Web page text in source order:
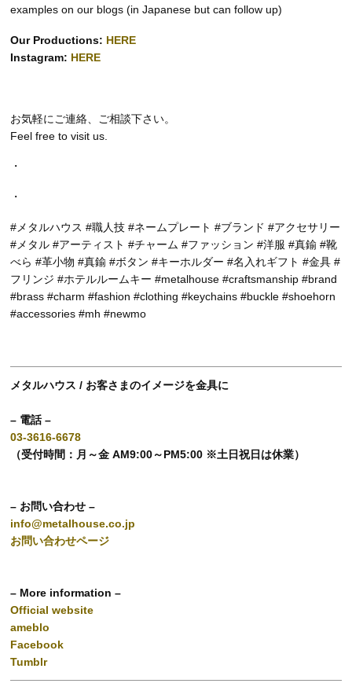
examples on our blogs (in Japanese but can follow up)
Our Productions: HERE
Instagram: HERE
お気軽にご連絡、ご相談下さい。
Feel free to visit us.
・
・
#メタルハウス #職人技 #ネームプレート #ブランド #アクセサリー
#メタル #アーティスト #チャーム #ファッション #洋服 #真鍮 #靴
べら #革小物 #真鍮 #ボタン #キーホルダー #名入れギフト #金具 #
フリンジ #ホテルルームキー #metalhouse #craftsmanship #brand
#brass #charm #fashion #clothing #keychains #buckle #shoehorn
#accessories #mh #newmo
メタルハウス / お客さまのイメージを金具に
– 電話 –
03-3616-6678
（受付時間：月～金 AM9:00～PM5:00 ※土日祝日は休業）
– お問い合わせ –
info@metalhouse.co.jp
お問い合わせページ
– More information –
Official website
ameblo
Facebook
Tumblr